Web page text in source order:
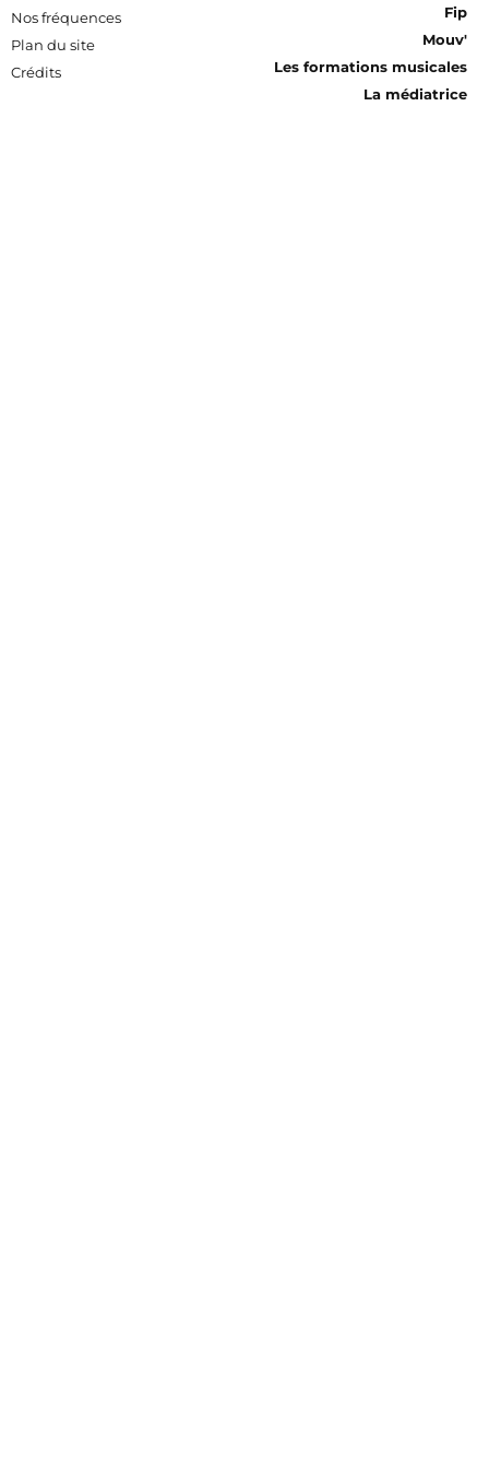
Nos fréquences
Plan du site
Crédits
Fip
Mouv'
Les formations musicales
La médiatrice